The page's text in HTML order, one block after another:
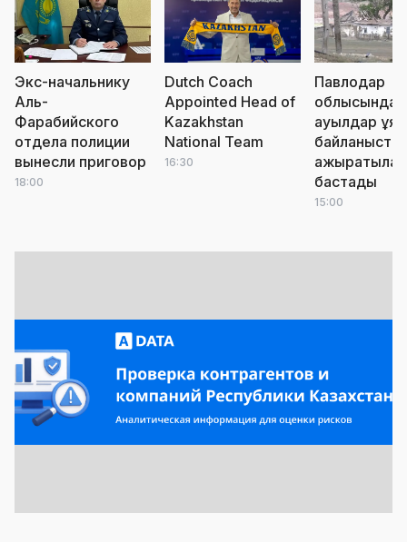
Экс-начальнику
Аль-
Фарабийского
отдела полиции
вынесли приговор
18:00
Dutch Coach
Appointed Head of
Kazakhstan
National Team
16:30
Павлодар
облысында
ауылдар
байланыстан
ажыратыла
бастады
15:00